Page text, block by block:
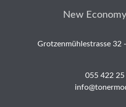
New
Grotzenmühlestrasse 32
055 422 25